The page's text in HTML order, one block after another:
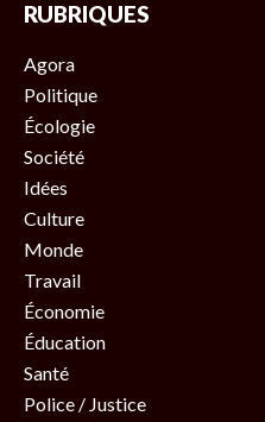
RUBRIQUES
Agora
Politique
Écologie
Société
Idées
Culture
Monde
Travail
Économie
Éducation
Santé
Police / Justice